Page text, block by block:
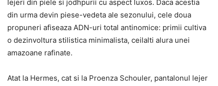
lejeri din piele si jodhpurii cu aspect luxos. Daca acestia
din urma devin piese-vedeta ale sezonului, cele doua
propuneri afiseaza ADN-uri total antinomice: primii cultiva
o dezinvoltura stilistica minimalista, ceilalti alura unei
amazoane rafinate.
Atat la Hermes, cat si la Proenza Schouler, pantalonul lejer